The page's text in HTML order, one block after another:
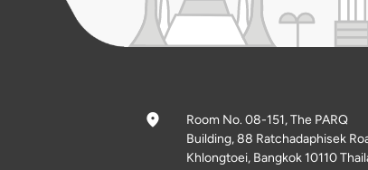
Room No. 08-151, The PARQ
Building, 88 Ratchadaphisek
Khlongtoei, Bangkok 10110